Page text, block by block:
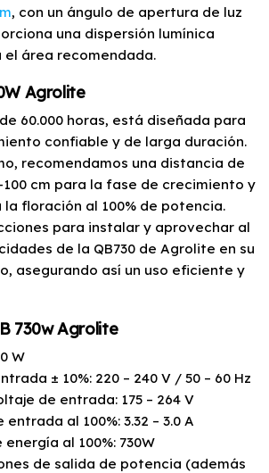
, con un ángulo de apertura de luz
una dispersión lumínica
área recomendada.
Agrolite
60.000 horas, está diseñada para
confiable y de larga duración.
recomendamos una distancia de
cm para la fase de crecimiento y
la floración al 100% de potencia.
para instalar y aprovechar al
de la QB730 de Agrolite en su
asegurando así un uso eficiente y
730w Agrolite
W
± 10%: 220 – 240 V / 50 – 60 Hz
de entrada: 175 – 264 V
al 100%: 3.32 – 3.0 A
energía al 100%: 730W
de salida de potencia (además